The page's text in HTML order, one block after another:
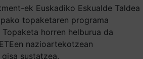
ek Euskadiko Eskualde Taldea
topaketaren programa
horren helburua da
nazioartekotzean
sustatzea.